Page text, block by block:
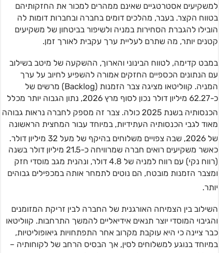
למשקיעים אסטרטגיים שאינם ממהרים למכור את החזקותיהם
בטווח הקצר. בעבר, מהלכים דומים בחברה ובחברות דומות לה
הובילו להגברת הסחירות במניה ולשיפור בביטחון של משקיעים
קטנים יותר, מה שתרם לעליית ערך עקבית לאורך זמן.
במבט קדימה, לטווח הבינוני והארוך, ההשקעה של מיטב בשילוב
עם הנתונים הכספיים החזקים אמורה להשפיע לחיוב על ערך
המניה. קווליטאו מציגה צבר הזמנות (Backlog) מרשים של
כ-62.27 מיליון דולר נכון לסוף מרץ 2026, נתון הגבוה יותר מכלל
הכנסותיה בשנת 2025 כולה
. צבר זה מספק לחברה נראות גבוהה
מאוד לגבי הכנסותיה העתידיות, במיוחד עבור המחצית הראשונה
של 2026, שבה צפויים משלוחים בהיקף של מעל 32 מיליון דולר
.
כאשר משקיעים רואים חברה שמרוויחה כ-21.5 מיליון דולר בשנה
(רווח נקי) עם רווח למניה של 4.8 דולר, ונהנית מגב מוסדי חזק
ומצבר הזמנות מובטח, הם נוטים לתמחר אותה במכפילים גבוהים
יותר.
השילוב בין הצמיחה האורגנית של החברה לבין זריקת המזומנים
והגיבוי המוסדי יוצר תנאים אידיאליים להמשך התרחבות. קווליטאו
כבר ציינה כי היא עוקבת מקרוב אחר התפתחויות גיאופוליטיות,
במיוחד בנוגע למשלוחים לסין, אך הבסיס הרחב של לקוחותיה –